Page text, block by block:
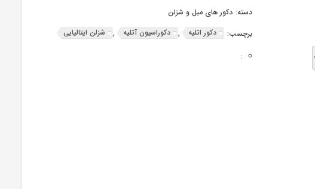
دسته: دکور های مبل و شزلن
برچسب:
دکور اتلیه , دکوراسیون آتلیه , شزلن ایتالیایی
: